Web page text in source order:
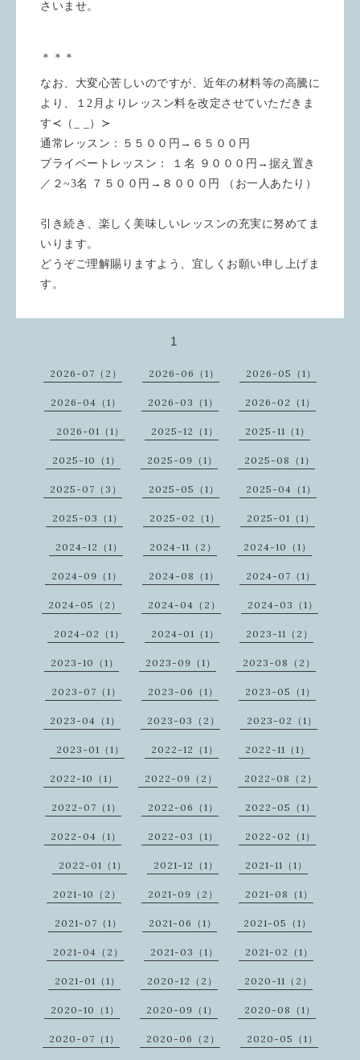
さいませ。
＊＊＊
なお、大変心苦しいのですが、近年の材料等の高騰に
より、１2月よりレッスン料を改定させていただきま
す≺（_ _）≻
通常レッスン：５５００円→６５００円
プライベートレッスン： １名 ９０００円→据え置き
／２~3名 ７５００円→８０００円 （お一人あたり）
引き続き、楽しく美味しいレッスンの充実に努めてま
いります。
どうぞご理解賜りますよう、宜しくお願い申し上げま
す。
1
2026-07（2） 2026-06（1） 2026-05（1）
2026-04（1） 2026-03（1） 2026-02（1）
2026-01（1） 2025-12（1） 2025-11（1）
2025-10（1） 2025-09（1） 2025-08（1）
2025-07（3） 2025-05（1） 2025-04（1）
2025-03（1） 2025-02（1） 2025-01（1）
2024-12（1） 2024-11（2） 2024-10（1）
2024-09（1） 2024-08（1） 2024-07（1）
2024-05（2） 2024-04（2） 2024-03（1）
2024-02（1） 2024-01（1） 2023-11（2）
2023-10（1） 2023-09（1） 2023-08（2）
2023-07（1） 2023-06（1） 2023-05（1）
2023-04（1） 2023-03（2） 2023-02（1）
2023-01（1） 2022-12（1） 2022-11（1）
2022-10（1） 2022-09（2） 2022-08（2）
2022-07（1） 2022-06（1） 2022-05（1）
2022-04（1） 2022-03（1） 2022-02（1）
2022-01（1） 2021-12（1） 2021-11（1）
2021-10（2） 2021-09（2） 2021-08（1）
2021-07（1） 2021-06（1） 2021-05（1）
2021-04（2） 2021-03（1） 2021-02（1）
2021-01（1） 2020-12（2） 2020-11（2）
2020-10（1） 2020-09（1） 2020-08（1）
2020-07（1） 2020-06（2） 2020-05（1）